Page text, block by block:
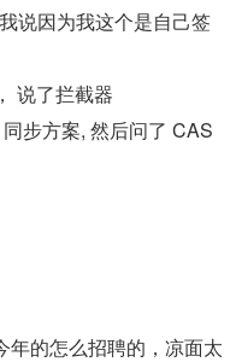
说因为我这个是自己签
说了拦截器
步方案, 然后问了 CAS
年的怎么招聘的，凉面太